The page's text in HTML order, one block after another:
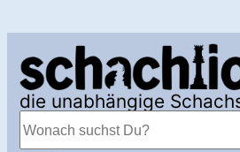
springen
die unabhängige
Suchen